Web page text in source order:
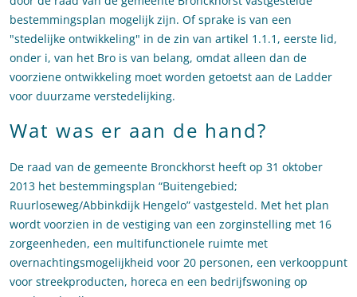
bestemmingsplan mogelijk zijn. Of sprake is van een
"stedelijke ontwikkeling" in de zin van artikel 1.1.1, eerste lid,
onder i, van het Bro is van belang, omdat alleen dan de
voorziene ontwikkeling moet worden getoetst aan de Ladder
voor duurzame verstedelijking.
Wat was er aan de hand?
De raad van de gemeente Bronckhorst heeft op 31 oktober
2013 het bestemmingsplan “Buitengebied;
Ruurloseweg/Abbinkdijk Hengelo” vastgesteld. Met het plan
wordt voorzien in de vestiging van een zorginstelling met 16
zorgeenheden, een multifunctionele ruimte met
overnachtingsmogelijkheid voor 20 personen, een verkooppunt
voor streekproducten, horeca en een bedrijfswoning op